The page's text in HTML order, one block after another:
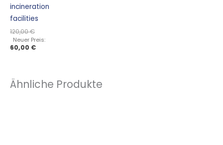
incineration
facilities
120,00€
Neuer Preis:
60,00 €
Ähnliche Produkte